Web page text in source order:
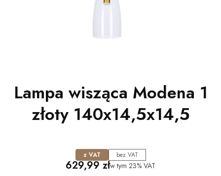
Lampa wisząca Modena 1
złoty 140x14,5x14,5
z VAT bez VAT
Cena
629,99 złw tym 23% VAT